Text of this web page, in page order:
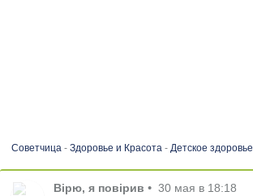
Советчица- Здоровье и Красота- Детское здоровье
Вірю, я повірив • 30 мая в 18:18